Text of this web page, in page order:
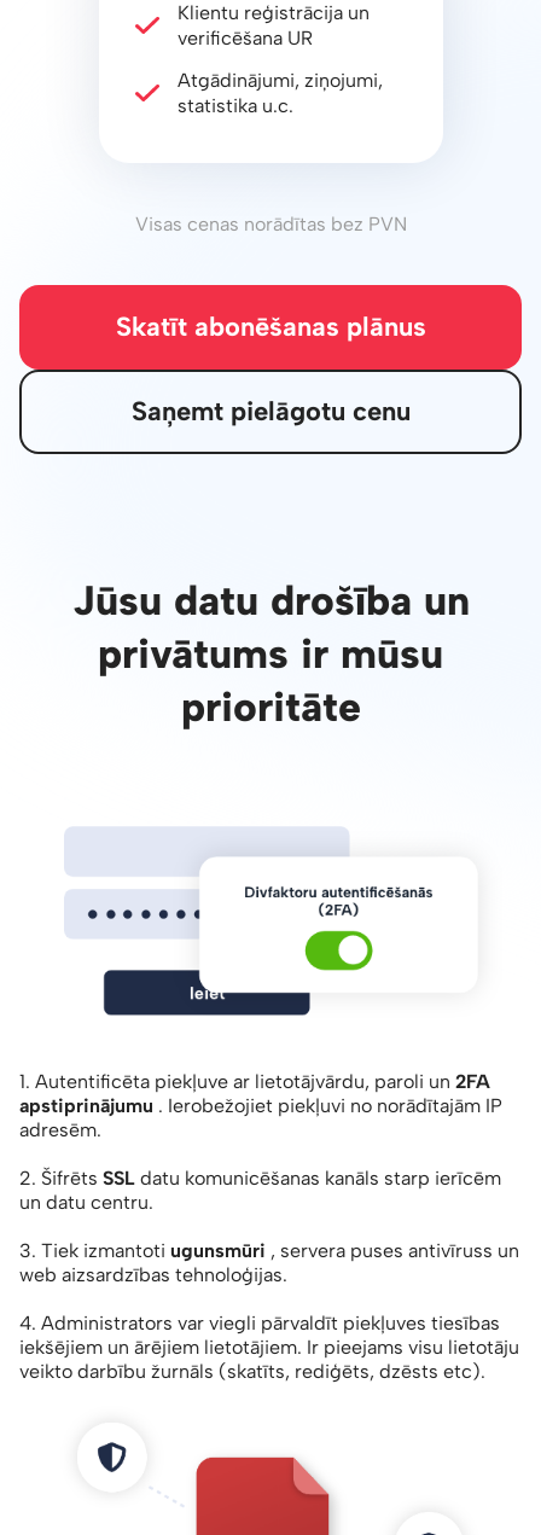
Klientu reģistrācija un
verificēšana UR
Atgādinājumi, ziņojumi,
statistika u.c.
Visas cenas norādītas bez PVN
Skatīt abonēšanas plānus
Saņemt pielāgotu cenu
Jūsu datu drošība un
privātums ir mūsu
prioritāte
1. Autentificēta piekļuve ar lietotājvārdu, paroli un 2FA
apstiprinājumu . Ierobežojiet piekļuvi no norādītajām IP
adresēm.
2. Šifrēts SSL datu komunicēšanas kanāls starp ierīcēm
un datu centru.
3. Tiek izmantoti ugunsmūri , servera puses antivīruss un
web aizsardzības tehnoloģijas.
4. Administrators var viegli pārvaldīt piekļuves tiesības
iekšējiem un ārējiem lietotājiem. Ir pieejams visu lietotāju
veikto darbību žurnāls (skatīts, rediģēts, dzēsts etc).